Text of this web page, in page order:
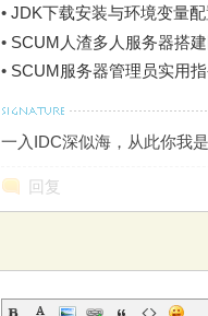
• JDK下载安装与环境变量
• SCUM人渣多人服务器搭
• SCUM服务器管理员实用
一入IDC深似海，从此你我是
回复